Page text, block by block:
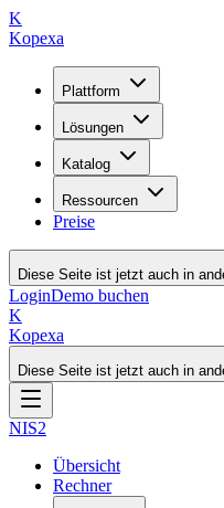
K
Kopexa
Plattform
Lösungen
Katalog
Ressourcen
Preise
Diese Seite ist jetzt auch in
LoginDemo buchen
K
Kopexa
Diese Seite ist jetzt auch in
NIS2
Übersicht
Rechner